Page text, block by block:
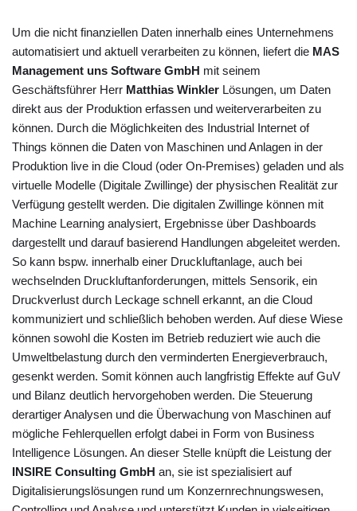
Um die nicht finanziellen Daten innerhalb eines Unternehmens
automatisiert und aktuell verarbeiten zu können, liefert die MAS
Management uns Software GmbH mit seinem
Geschäftsführer Herr Matthias Winkler Lösungen, um Daten
direkt aus der Produktion erfassen und weiterverarbeiten zu
können. Durch die Möglichkeiten des Industrial Internet of
Things können die Daten von Maschinen und Anlagen in der
Produktion live in die Cloud (oder On-Premises) geladen und als
virtuelle Modelle (Digitale Zwillinge) der physischen Realität zur
Verfügung gestellt werden. Die digitalen Zwillinge können mit
Machine Learning analysiert, Ergebnisse über Dashboards
dargestellt und darauf basierend Handlungen abgeleitet werden.
So kann bspw. innerhalb einer Druckluftanlage, auch bei
wechselnden Druckluftanforderungen, mittels Sensorik, ein
Druckverlust durch Leckage schnell erkannt, an die Cloud
kommuniziert und schließlich behoben werden. Auf diese Wiese
können sowohl die Kosten im Betrieb reduziert wie auch die
Umweltbelastung durch den verminderten Energieverbrauch,
gesenkt werden. Somit können auch langfristig Effekte auf GuV
und Bilanz deutlich hervorgehoben werden. Die Steuerung
derartiger Analysen und die Überwachung von Maschinen auf
mögliche Fehlerquellen erfolgt dabei in Form von Business
Intelligence Lösungen. An dieser Stelle knüpft die Leistung der
INSIRE Consulting GmbH an, sie ist spezialisiert auf
Digitalisierungslösungen rund um Konzernrechnungswesen,